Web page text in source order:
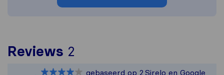
Reviews 2
Sirelo is niet
gebaseerd op 2 Sirelo en Google